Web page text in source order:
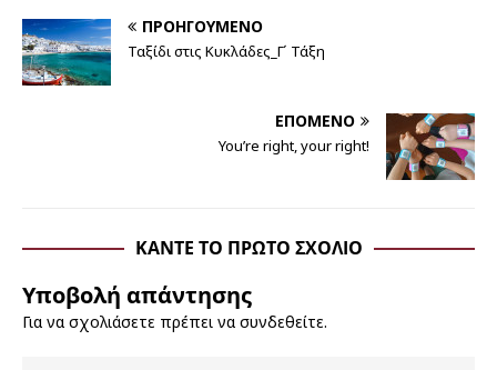
ΠΡΟΗΓΟΎΜΕΝΟ
Ταξίδι στις Κυκλάδες_Γ΄ Τάξη
ΕΠΌΜΕΝΟ
You’re right, your right!
ΚΆΝΤΕ ΤΟ ΠΡΏΤΟ ΣΧΌΛΙΟ
Υποβολή απάντησης
Για να σχολιάσετε πρέπει να συνδεθείτε.